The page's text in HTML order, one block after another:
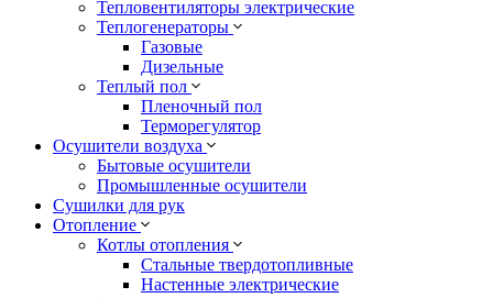
Тепловентиляторы электрические
Теплогенераторы
Газовые
Дизельные
Теплый пол
Пленочный пол
Терморегулятор
Осушители воздуха
Бытовые осушители
Промышленные осушители
Сушилки для рук
Отопление
Котлы отопления
Стальные твердотопливные
Настенные электрические